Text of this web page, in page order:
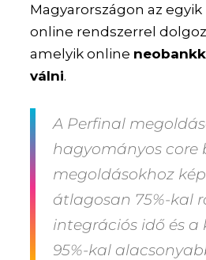
Magyarországon az
online rendszerrel
amelyik online
válni.
A Perfinal
hagyományos core
megoldásokhoz
átlagosan 75%-kal
integrációs idő és a
95%-kal